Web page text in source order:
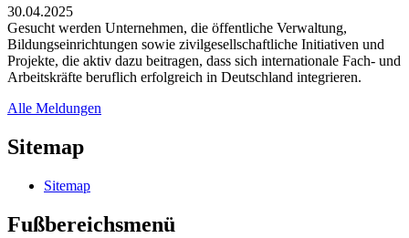
30.04.2025
Gesucht werden Unternehmen, die öffentliche Verwaltung,
Bildungseinrichtungen sowie zivilgesellschaftliche Initiativen und
Projekte, die aktiv dazu beitragen, dass sich internationale Fach- und
Arbeitskräfte beruflich erfolgreich in Deutschland integrieren.
Alle Meldungen
Sitemap
Sitemap
Fußbereichsmenü